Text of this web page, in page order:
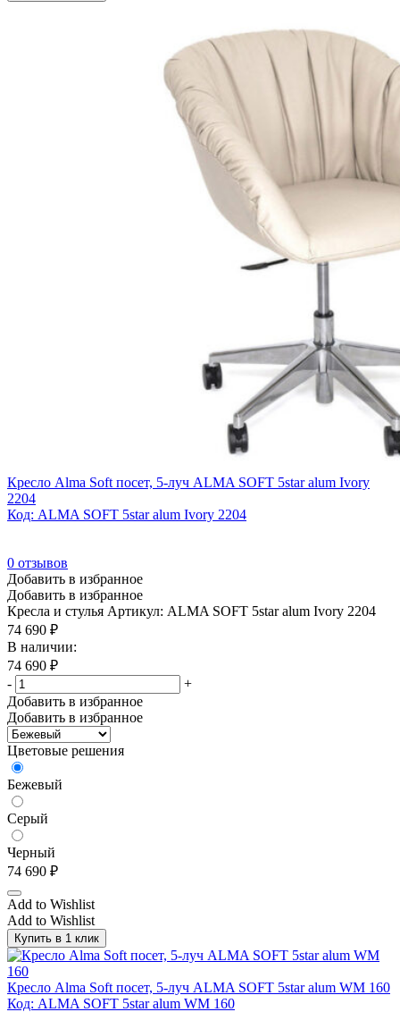
Кресло Alma Soft посет, 5-луч ALMA SOFT 5star alum Ivory
2204
Код: ALMA SOFT 5star alum Ivory 2204
0 отзывов
Добавить в избранное
Добавить в избранное
Кресла и стулья Артикул: ALMA SOFT 5star alum Ivory 2204
74 690 ₽
В наличии:
74 690 ₽
-
+
Добавить в избранное
Добавить в избранное
Цветовые решения
Бежевый
Серый
Черный
74 690 ₽
Add to Wishlist
Add to Wishlist
Купить в 1 клик
Кресло Alma Soft посет, 5-луч ALMA SOFT 5star alum WM 160
Код: ALMA SOFT 5star alum WM 160